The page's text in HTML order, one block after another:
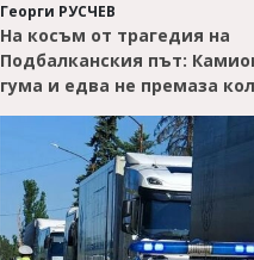
Георги РУСЧЕВ
На косъм от трагедия на
Подбалканския път:
гума и едва не премаза